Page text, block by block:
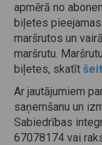
apmērā no
biļetes
maršrutos un
maršrutu.
biļetes, skatīt šeit
Ar jautājumiem
saņemšanu un
Sabiedrības
67078174 vai